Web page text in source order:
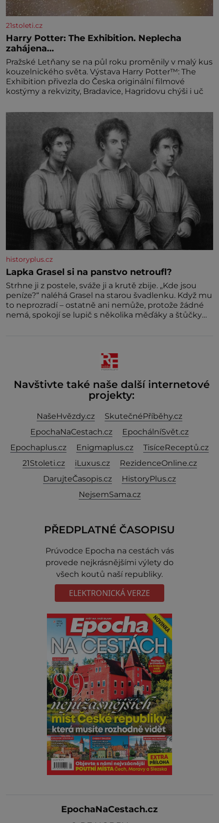
21stoleti.cz
Harry Potter: The Exhibition. Neplecha
zahájena…
Pražské Letňany se na půl roku proměnily v malý kus
kouzelnického světa. Výstava Harry Potter™: The
Exhibition přivezla do Česka originální filmové
kostýmy a rekvizity, Bradavice, Hagridovu chýši i uč
historyplus.cz
Lapka Grasel si na panstvo netroufl?
Strhne ji z postele, sváže ji a krutě zbije. „Kde jsou
peníze?“ naléhá Grasel na starou švadlenku. Když mu
to neprozradí – ostatně ani nemůže, protože žádné
nemá, spokojí se lupič s několika měďáky a štůčky
Navštivte také naše další internetové
projekty:
NašeHvězdy.cz
SkutečnéPříběhy.cz
EpochaNaCestach.cz
EpochálníSvět.cz
Epochaplus.cz
Enigmaplus.cz
TisíceReceptů.cz
21Stoleti.cz
iLuxus.cz
RezidenceOnline.cz
DarujteČasopis.cz
HistoryPlus.cz
NejsemSama.cz
PŘEDPLATNÉ ČASOPISU
Prúvodce Epocha na cestách vás
provede nejkrásnějšími výlety do
všech koutů naší republiky.
ELEKTRONICKÁ VERZE
EpochaNaCestach.cz